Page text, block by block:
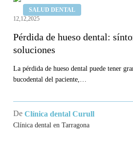
SALUD DENTAL
dental:
síntomas,
causas
y
12,12,2025
Pérdida de hueso dental:
soluciones
La pérdida de hueso dental puede tener
bucodental del paciente,…
De Clínica dental Curull
Clínica dental en Tarragona